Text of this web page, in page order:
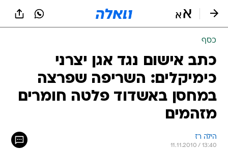
כסף
כתב אישום נגד אגן יצרני
כימיקלים: השריפה שפרצה
במחסן באשדוד פלטה חומרים
מזהמים
הילה רז
11.11.2010 / 13:40